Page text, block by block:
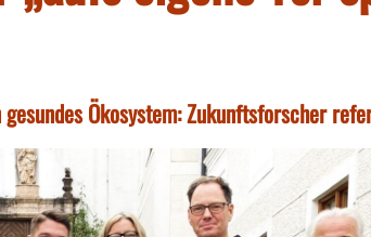
Ökosystem: Zukunftsforscher